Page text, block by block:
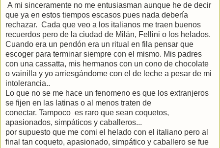
A mi sinceramente no me entusiasman aunque he de decir
que ya en estos tiempos escasos pues nada debería
rechazar. Cada que veo a los italianos me traen buenos
recuerdos pero de la ciudad de Milán, Fellini o los helados.
Cuando era un pendón era un ritual en fila pensar que
escoger para terminar siempre con el mismo. Mis padres
con una cassatta, mis hermanos con un cono de chocolate
o vainilla y yo arriesgándome con el de leche a pesar de mi
intolerancia..
Lo que no se me hace un fenomeno es que los extranjeros
se fijen en las latinas o al menos traten de
conectar. Tampoco es raro que sean coquetos,
apasionados, simpáticos y caballeros...
por supuesto que me comi el helado con el italiano pero al
final tan coqueto, apasionado, simpático y caballero se fue